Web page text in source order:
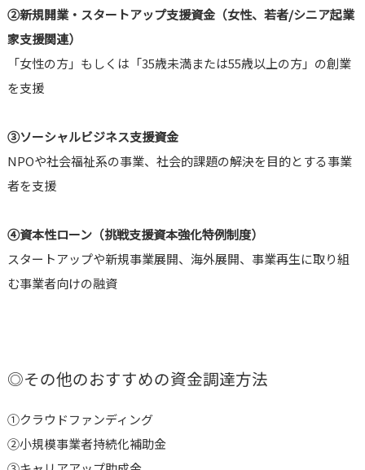
②新規開業・スタートアップ支援資金（女性、若者/シニア起業
家支援関連）
「女性の方」もしくは「35歳未満または55歳以上の方」の創業
を支援
③ソーシャルビジネス支援資金
NPOや社会福祉系の事業、社会的課題の解決を目的とする事業
者を支援
④資本性ローン（挑戦支援資本強化特例制度）
スタートアップや新規事業展開、海外展開、事業再生に取り組
む事業者向けの融資
◎その他のおすすめの資金調達方法
①クラウドファンディング
②小規模事業者持続化補助金